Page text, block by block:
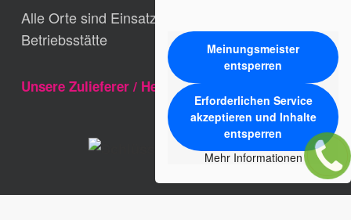
Alle Orte sind Einsatzgebiete aber keine
Betriebsstätte
Unsere Zulieferer / Hersteller
Meinungsmeister
entsperren
Erforderlichen Service
akzeptieren und Inhalte
entsperren
Mehr Informationen